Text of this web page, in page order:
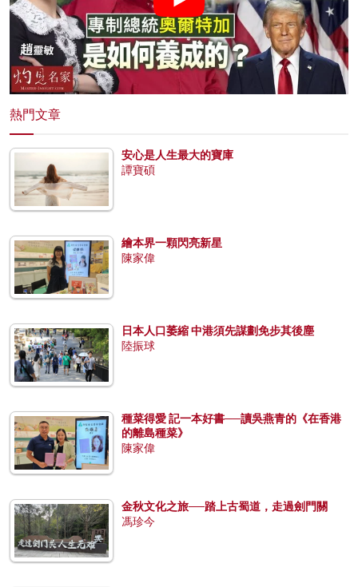
熱門文章
安心是人生最大的寶庫
譚寶碩
繪本界一顆閃亮新星
陳家偉
日本人口萎縮 中港須先謀劃免步其後塵
陸振球
種菜得愛 記一本好書──讀吳燕青的《在香港
的離島種菜》
陳家偉
金秋文化之旅──踏上古蜀道，走過劍門關
馮珍今